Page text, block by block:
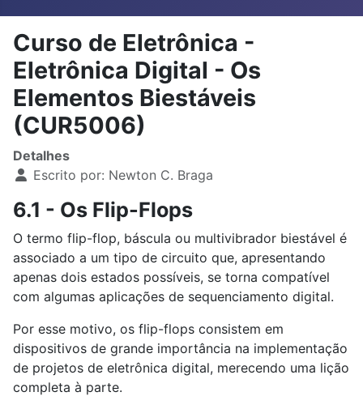
Curso de Eletrônica -
Eletrônica Digital - Os
Elementos Biestáveis
(CUR5006)
Detalhes
Escrito por: Newton C. Braga
6.1 - Os Flip-Flops
O termo flip-flop, báscula ou multivibrador biestável é
associado a um tipo de circuito que, apresentando
apenas dois estados possíveis, se torna compatível
com algumas aplicações de sequenciamento digital.
Por esse motivo, os flip-flops consistem em
dispositivos de grande importância na implementação
de projetos de eletrônica digital, merecendo uma lição
completa à parte.